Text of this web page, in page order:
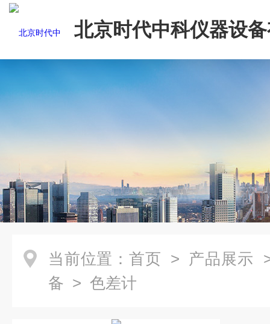
北京时代中科仪器设
司
当前位置： 首页 > 产品展示
备 > 色差计